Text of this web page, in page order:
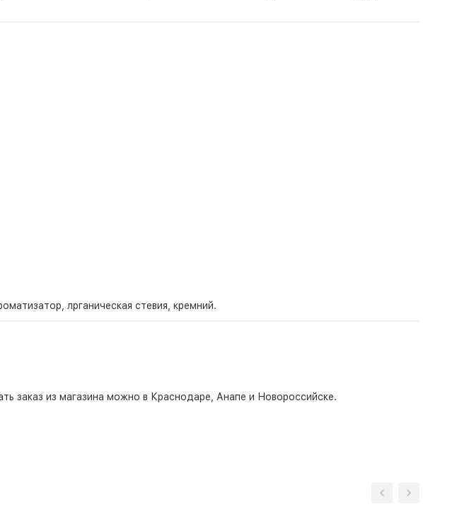
лрганическая стевия, кремний.
заказ из магазина можно в Краснодаре, Анапе и Новороссийске.